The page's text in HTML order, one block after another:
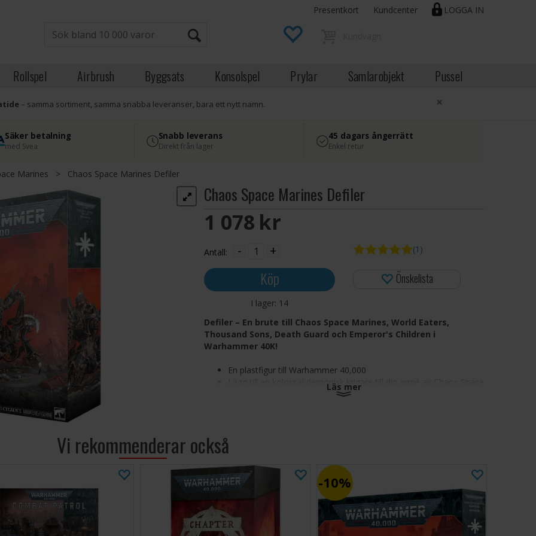
LOGGA IN
Presentkort Kundcenter
Rollspel Airbrush Byggsats Konsolspel Prylar Samlarobjekt Pussel
– samma sortiment, samma snabba leveranser, bara ett nytt namn. ×
Säker betalning
med Svea
Snabb leverans
Direkt från lager
45 dagars ångerrätt
Enkel retur
Marines > Chaos Space Marines Defiler
Chaos Space Marines Defiler
1 078 SEK
Antall: - +
Köp
I lager: 14
(1)
Önskelista
Defiler – En brute till Chaos Space Marines, World Eaters,
Thousand Sons, Death Guard och Emperor's Children i
Warhammer 40K!
En plastfigur till Warhammer 40,000
Lägg till en kolossal demonisk krigare till din armé av Chaos Space
Marines, World Eaters, Thousand Sons, Death Guard eller
inklusive en reaper-autokanon, Hades-laserkanon, tung
eldkastare, raketkastare och elektrisk piska
Defilers är demonmaskiner besatta av avskyvärda varelser – skyhöga
varelser som trampar över slagfälten på kolvdrivna ben och dödar
fiender med klor som kan skära en Space Marine i två delar. Fiender är
inte heller säkra på avstånd, eftersom Defiler lämnar ett spår av
Läs mer
Vi rekommenderar också
10%